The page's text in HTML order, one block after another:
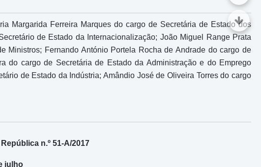
Margarida Ferreira Marques do cargo de Secretária de Estado dos
de Estado da Internacionalização; João Miguel Range Prata
Ministros; Fernando António Portela Rocha de Andrade do cargo de
do cargo de Secretária de Estado da Administração e do Emprego
de Estado da Indústria; Amândio José de Oliveira Torres do cargo
n.º 51-A/2017
julho